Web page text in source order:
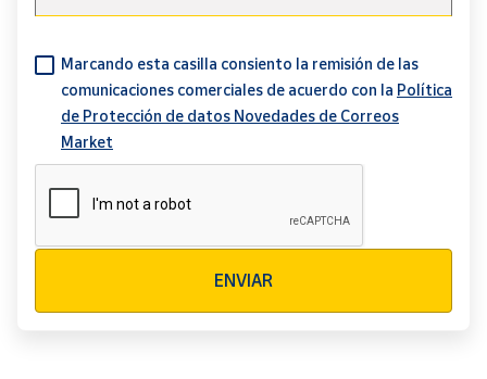
Marcando esta casilla consiento la remisión de las
comunicaciones comerciales de acuerdo con la Política
de Protección de datos Novedades de Correos
Market
ENVIAR